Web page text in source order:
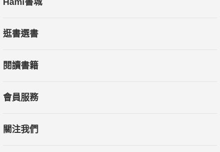
Hami書城
逛書選書
閱讀書籍
會員服務
關注我們